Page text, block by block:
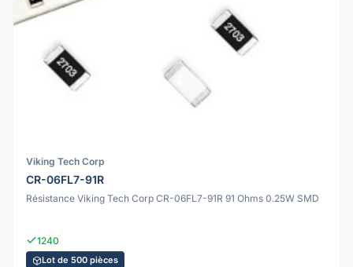
Viking Tech Corp
CR-06FL7-91R
Résistance Viking Tech Corp CR-06FL7-91R 91 Ohms 0.25W SMD
1240
Lot de 500 pièces